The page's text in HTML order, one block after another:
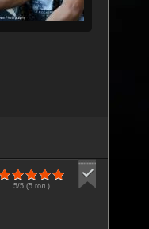
5/5 (5гол.)